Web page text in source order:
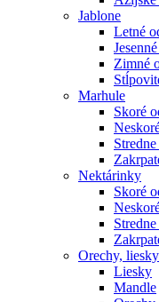
Jablone
Letné
Zimné
Marhule
Skoré
Nektárinky
Skoré
Orechy,
Liesky
Mandle